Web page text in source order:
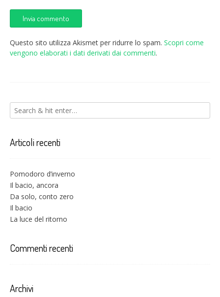
Questo sito utilizza Akismet per ridurre lo spam. Scopri come
vengono elaborati i dati derivati dai commenti.
Articoli recenti
Pomodoro d’inverno
Il bacio, ancora
Da solo, conto zero
Il bacio
La luce del ritorno
Commenti recenti
Archivi